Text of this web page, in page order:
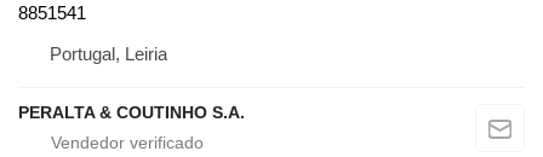
8851541
Portugal, Leiria
PERALTA & COUTINHO S.A.